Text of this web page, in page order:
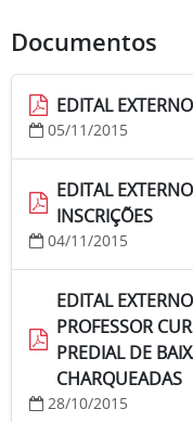
Documentos
EDITAL
05/11/2015
EDITAL
INSCRIÇÕES
04/11/2015
EDITAL
PROFESSOR
PREDIAL DE
CHARQUEADAS
28/10/2015